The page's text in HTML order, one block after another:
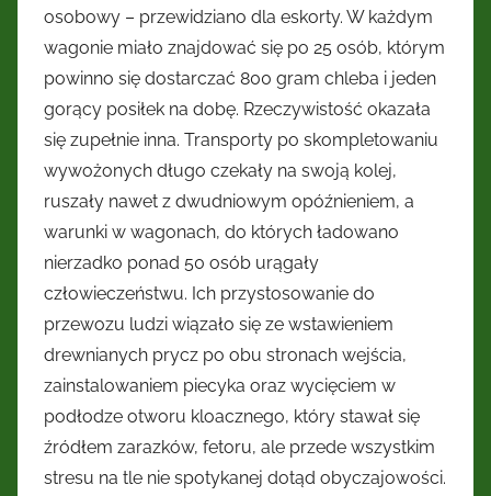
osobowy – przewidziano dla eskorty. W każdym
wagonie miało znajdować się po 25 osób, którym
powinno się dostarczać 800 gram chleba i jeden
gorący posiłek na dobę. Rzeczywistość okazała
się zupełnie inna. Transporty po skompletowaniu
wywożonych długo czekały na swoją kolej,
ruszały nawet z dwudniowym opóźnieniem, a
warunki w wagonach, do których ładowano
nierzadko ponad 50 osób urągały
człowieczeństwu. Ich przystosowanie do
przewozu ludzi wiązało się ze wstawieniem
drewnianych prycz po obu stronach wejścia,
zainstalowaniem piecyka oraz wycięciem w
podłodze otworu kloacznego, który stawał się
źródłem zarazków, fetoru, ale przede wszystkim
stresu na tle nie spotykanej dotąd obyczajowości.